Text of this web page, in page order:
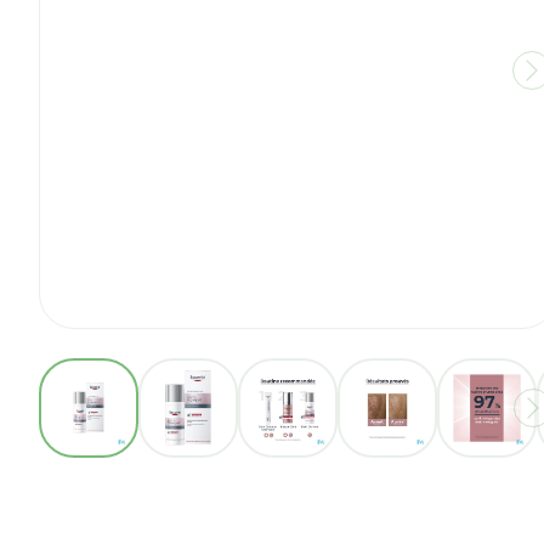
View larger imageView larger imageView larger imageView larger image
View